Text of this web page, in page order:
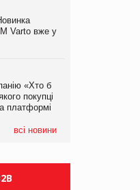
Varto вже у
«Хто б
покупці
платформі
всі новини
у
Paw
купує
374 магазини
дзвінки